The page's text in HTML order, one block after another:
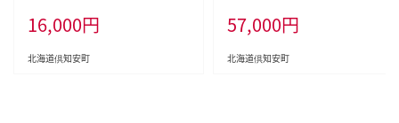
持 防災 常備品 日用雑貨 消耗品
生活必需品 備蓄 ペーパー 紙 北海
道 倶知安町 日用品
16,000円
北海道倶知安町
イクル 長持 防災 常備品 日用雑貨
消耗品 生活必需品 備蓄 ペーパー
紙 北海道 倶知安町 日用品
57,000円
北海道倶知安町